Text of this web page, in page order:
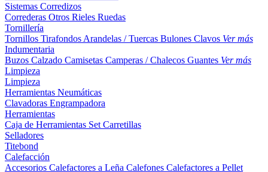
Sistemas Corredizos
Correderas Otros Rieles Ruedas
Tornillería
Tornillos Tirafondos Arandelas / Tuercas Bulones Clavos Ver más
Indumentaria
Buzos Calzado Camisetas Camperas / Chalecos Guantes Ver más
Limpieza
Limpieza
Herramientas Neumáticas
Clavadoras Engrampadora
Herramientas
Caja de Herramientas Set Carretillas
Selladores
Titebond
Calefacción
Accesorios Calefactores a Leña Calefones Calefactores a Pellet